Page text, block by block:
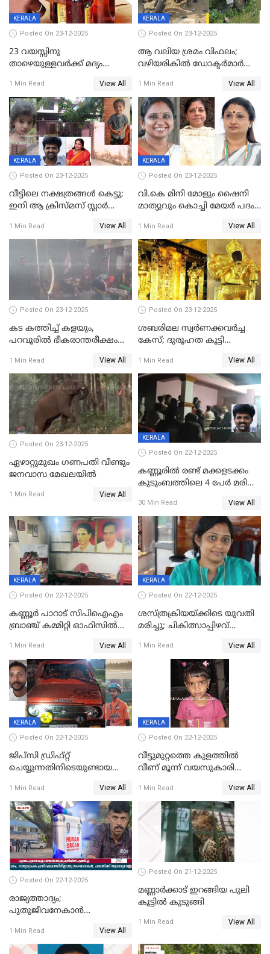
KERALA
Posted On 23-12-2025
23 വയസ്സിനു
താഴെയുള്ളവർക്ക് മദ്യം
നടപടി;സ്ഥാപനങ്ങൾക്കെതിരെ
രണ്ട് കേസുകൾ
1 Min Read View All
KERALA
Posted On 23-12-2025
ആ വലിയ ശ്രമം വിഫലം;
വഴിയരികില്‍ ‌ഡോക്ടര്‍മാര്‍
മരണത്തിന് കീഴടങ്ങി
1 Min Read View All
KERALA
Posted On 23-12-2025
വീട്ടിലെ നക്ഷത്രങ്ങൾ കെട്ടു;
ഇനി ആ ക്രിസ്മസ് സ്റ്റാർ
വേണ്ടിയുള്ള
പിടിവലിക്കിടയിൽ
അപ്പൂപ്പനെതിരെ പോക്സോ
കേസ് ഒടുവിൽ 4 ജീവനുകൾ
പൊലിഞ്ഞു
1 Min Read View All
KERALA
Posted On 23-12-2025
വി.കെ മിനി മോളും ഷൈനി
മാത്യുവും കൊച്ചി മേയർ പദം
മേയറാകില്ല
1 Min Read View All
Posted On 23-12-2025
കട കത്തിച്ച് കളയും,
പറവൂരില്‍ ഭീകരാന്തരീക്ഷം
1 Min Read View All
Posted On 23-12-2025
ശബരിമല സ്വര്‍ണക്കവര്‍ച്ച
കേസ്; ദുരൂഹത കൂട്ടി
1 Min Read View All
Posted On 23-12-2025
ഏഴാറ്റുമുഖം ഗണപതി വീണ്ടും
ജനവാസ മേഖലയിൽ
1 Min Read View All
KERALA
Posted On 22-12-2025
കണ്ണൂരിൽ രണ്ട് മക്കളടക്കം
കുടുംബത്തിലെ 4 പേർ മരിച്ച
30 Min Read View All
KERALA
Posted On 22-12-2025
കണ്ണൂർ പാറാട് സിപിഐഎം
ബ്രാഞ്ച് കമ്മിറ്റി ഓഫിസിൽ
ചിത്രങ്ങളടക്കം കത്തിയ
നിലയിൽ
1 Min Read View All
KERALA
Posted On 22-12-2025
ശസ്ത്രക്രിയയ്‌ക്കിടെ യുവതി
മരിച്ചു; ചികിത്സാപ്പിഴവ്
സംഭവം മാവേലിക്കരയിൽ
1 Min Read View All
KERALA
Posted On 22-12-2025
ജിപ്സി ഡ്രിഫ്റ്റ്
ചെയ്യുന്നതിനിടെയുണ്ടായ
ദാരുണാന്ത്യം; ജീപ്സി
ഓടിച്ചയാൾ അറസ്റ്റിൽ.
1 Min Read View All
KERALA
Posted On 22-12-2025
വീട്ടുമുറ്റത്തെ കുളത്തിൽ
വീണ് മൂന്ന് വയസുകാരി
1 Min Read View All
Posted On 22-12-2025
രാജ്യത്താദ്യം;
പുതുജീവനേകാൻ
എറണാകുളം സർക്കാർ
ജനറൽ
1 Min Read View All
Posted On 21-12-2025
മണ്ണാർക്കാട് ഇറങ്ങിയ പുലി
കൂട്ടിൽ കുടുങ്ങി
1 Min Read View All